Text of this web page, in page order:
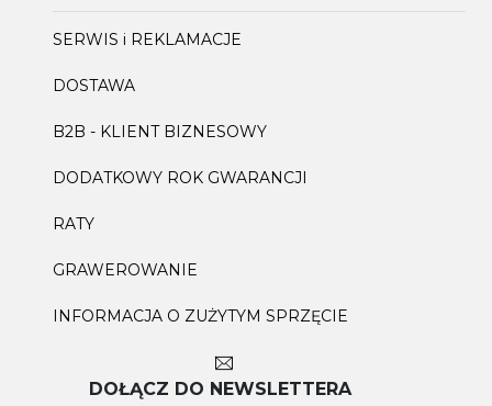
SERWIS i REKLAMACJE
DOSTAWA
B2B - KLIENT BIZNESOWY
DODATKOWY ROK GWARANCJI
RATY
GRAWEROWANIE
INFORMACJA O ZUŻYTYM SPRZĘCIE
DOŁĄCZ DO NEWSLETTERA